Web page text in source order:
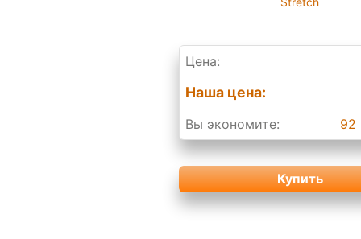
Цена:
Наша цена:
Вы экономите: 92
Купить